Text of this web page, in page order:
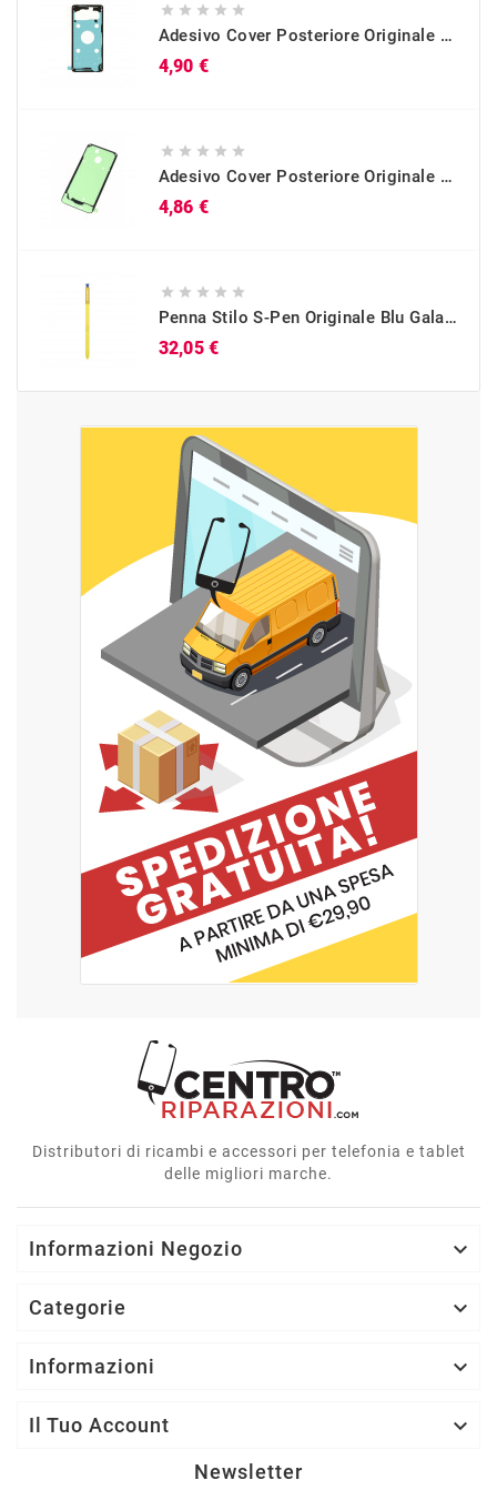
    
Adesivo Cover Posteriore Originale Galaxy S10 (SM-G973)
4,90 €
    
Adesivo Cover Posteriore Originale Galaxy A40 (SM-A405)
4,86 €
    
Penna Stilo S-Pen Originale Blu Galaxy Note 9 (SM-N960)
32,05 €
Distributori di ricambi e accessori per telefonia e tablet
delle migliori marche.
Informazioni Negozio 
Categorie 
Informazioni 
Il Tuo Account 
Newsletter